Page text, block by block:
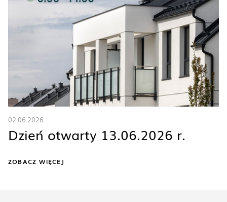
02.06.2026
Dzień otwarty 13.06.2026 r.
ZOBACZ WIĘCEJ